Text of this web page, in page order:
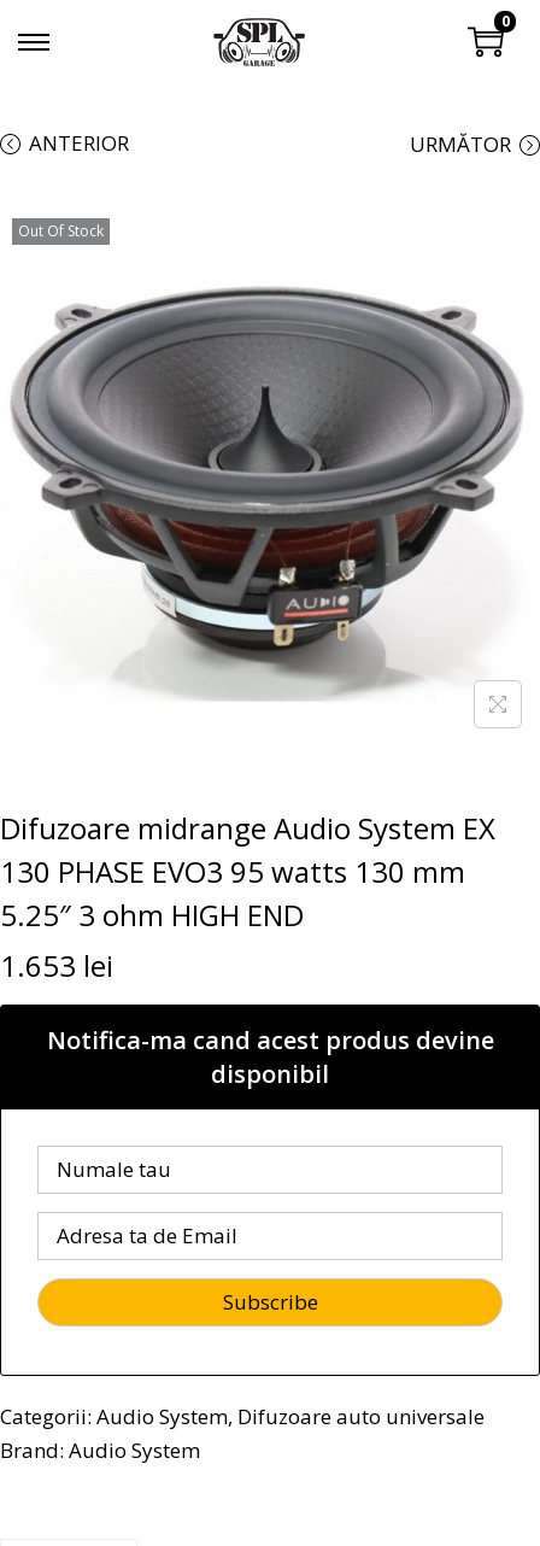
0
ANTERIOR URMĂTOR
Out Of Stock
Difuzoare midrange Audio System EX
130 PHASE EVO3 95 watts 130 mm
5.25″ 3 ohm HIGH END
1.653 lei
Notifica-ma cand acest produs devine
disponibil
Categorii: Audio System, Difuzoare auto universale
Brand: Audio System